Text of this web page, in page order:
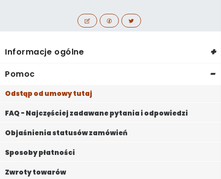
Informacje ogólne +
Pomoc -
Odstąp od umowy tutaj
FAQ - Najczęściej zadawane pytania i odpowiedzi
Objaśnienia statusów zamówień
Sposoby płatności
Zwroty towarów